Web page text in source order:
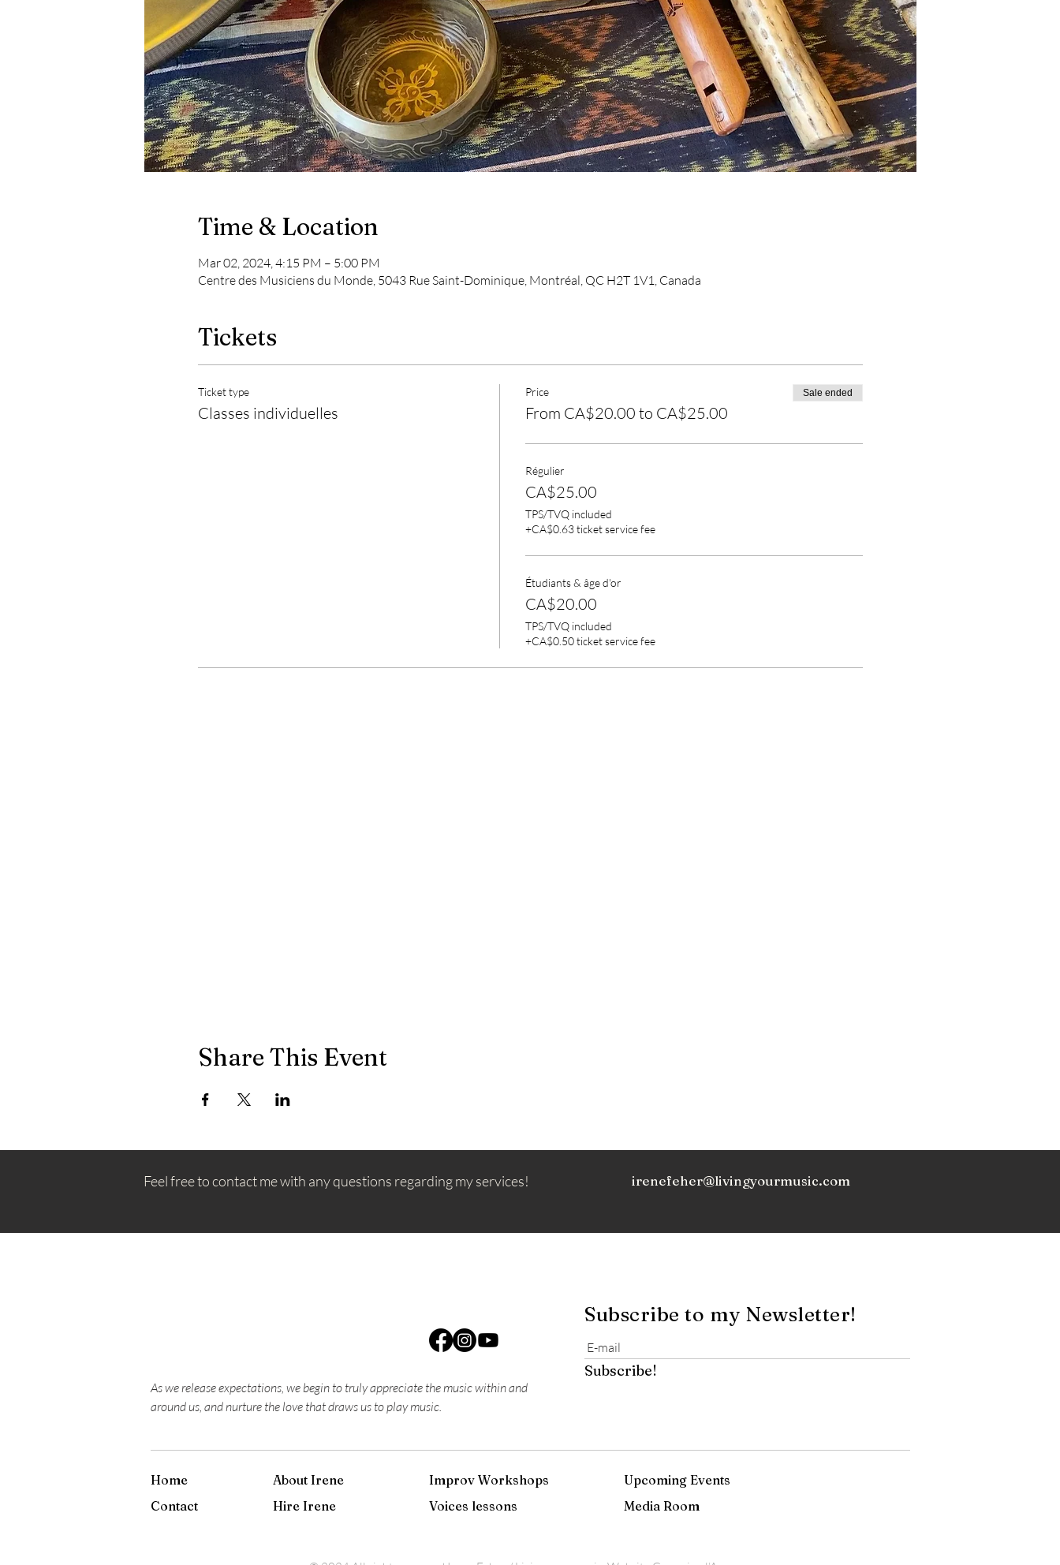
Time & Location
Mar 02, 2024, 4:15 PM – 5:00 PM
Centre des Musiciens du Monde, 5043 Rue Saint-Dominique, Montréal, QC H2T 1V1, Canada
Tickets
Ticket type
Classes individuelles
Price
From CA$20.00 to CA$25.00
Sale ended
Régulier
CA$25.00
TPS/TVQ included
+CA$0.63 ticket service fee
Étudiants & âge d'or
CA$20.00
TPS/TVQ included
+CA$0.50 ticket service fee
Share This Event
Feel free to contact me with any questions regarding my services! irenefeher@livingyourmusic.com
As we release expectations, we begin to truly appreciate the music within and
around us, and nurture the love that draws us to play music.
Subscribe to my Newsletter!
Subscribe!
Home About Irene Improv Workshops
Upcoming Events
Contact
Hire Irene Voices lessons Media Room